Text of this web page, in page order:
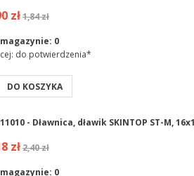
zł1,84 zł
0
do potwierdzenia*
DO KOSZYKA
- Dławnica, dławik SKINTOP ST-M,
zł2,40 zł
0